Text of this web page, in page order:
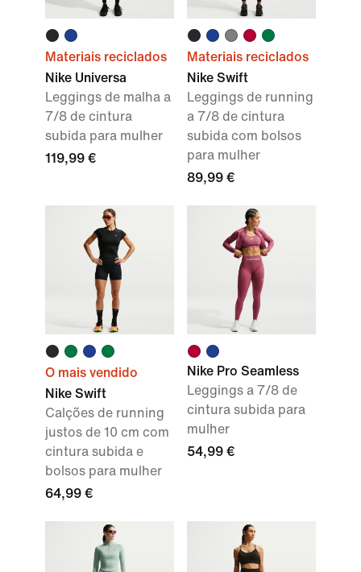
Materiais reciclados
Nike Universa
Leggings de malha a
7/8 de cintura
subida para mulher
119,99 €
Materiais reciclados
Nike Swift
Leggings de running
a 7/8 de cintura
subida com bolsos
para mulher
89,99 €
O mais vendido
Nike Swift
Calções de running
justos de 10 cm com
cintura subida e
bolsos para mulher
64,99 €
Nike Pro Seamless
Leggings a 7/8 de
cintura subida para
mulher
54,99 €